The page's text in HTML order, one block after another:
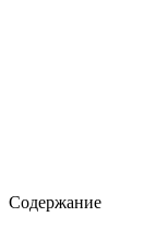
Содержание